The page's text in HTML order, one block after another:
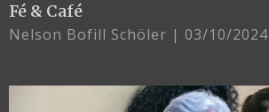
Fé & Café
Nelson Bofill Schöler 03/10/2024